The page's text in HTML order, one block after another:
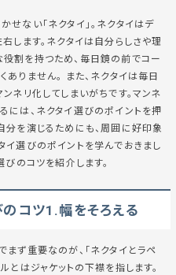
ない「ネクタイ」。ネクタイはデ
します。ネクタイは自分らしさや理
割を持つため、毎日鏡の前でコー
りません。 また、ネクタイは毎日
ネリ化してしまいがちです。マンネ
には、ネクタイ選びのポイントを押
分を演じるためにも、周囲に好印象
イ選びのポイントを学んでおきまし
びのコツを紹介します。
コツ1.幅をそろえる
まず重要なのが、「ネクタイとラペ
とはジャケットの下襟を指します。